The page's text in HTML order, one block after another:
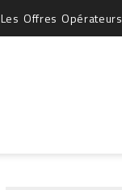
Les Offres Opérateurs